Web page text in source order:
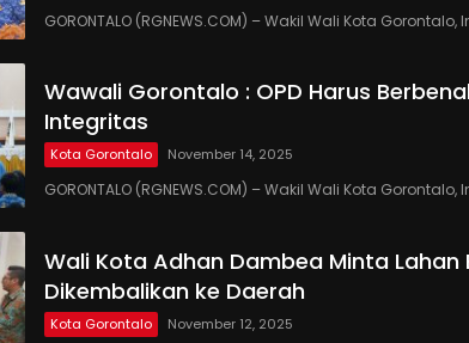
GORONTALO (RGNEWS.COM) – Wakil Wali Kota Gorontalo,
Wawali Gorontalo : OPD Harus
Integritas
Kota Gorontalo November 14, 2025
GORONTALO (RGNEWS.COM) – Wakil Wali Kota Gorontalo,
Wali Kota Adhan Dambea Minta Lahan
Dikembalikan ke Daerah
Kota Gorontalo November 12, 2025